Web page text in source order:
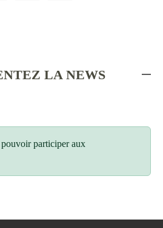
LA NEWS
participer aux